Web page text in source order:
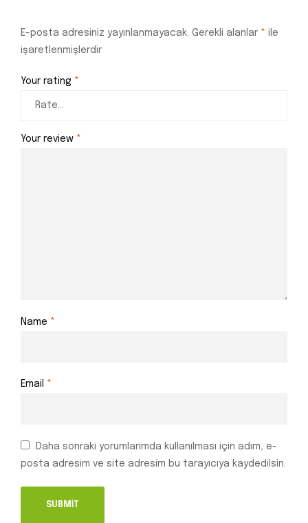
E-posta adresiniz yayınlanmayacak. Gerekli alanlar * ile
işaretlenmişlerdir
Your rating *
Your review *
Name *
Email *
Daha sonraki yorumlarımda kullanılması için adım, e-
posta adresim ve site adresim bu tarayıcıya kaydedilsin.